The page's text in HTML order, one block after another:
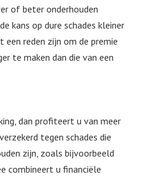
of beter onderhouden
kans op dure schades kleiner
een reden zijn om de premie
te maken dan die van een
dan profiteert u van meer
tegen schades die
zijn, zoals bijvoorbeeld
combineert u financiële